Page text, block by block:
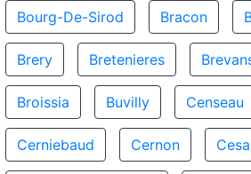
Bourg-De-Sirod Bracon
Brery Bretenieres
Broissia Buvilly Censeau
Cerniebaud Cernon